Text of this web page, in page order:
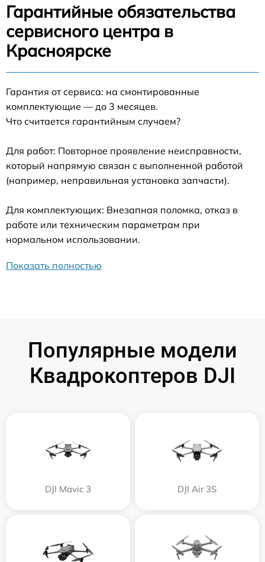
Гарантийные обязательства
сервисного центра в
Красноярске
Гарантия от сервиса: на смонтированные
комплектующие — до 3 месяцев.
Что считается гарантийным случаем?
Для работ: Повторное проявление неисправности,
который напрямую связан с выполненной работой
(например, неправильная установка запчасти).
Для комплектующих: Внезапная поломка, отказ в
работе или техническим параметрам при
нормальном использовании.
Показать полностью
Популярные модели
Квадрокоптеров DJI
DJI Mavic 3 DJI Air 3S